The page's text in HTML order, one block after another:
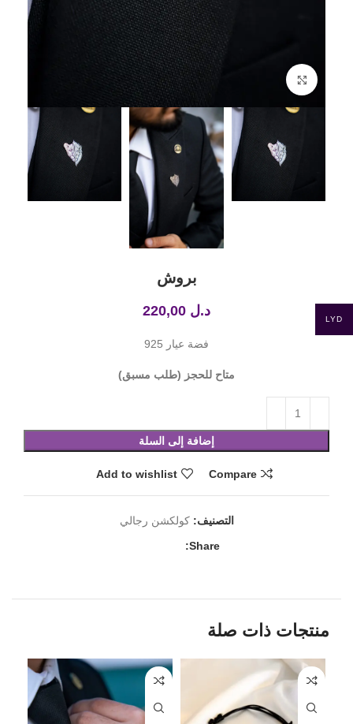
بروش
د.ل
فضة عيار 925
متاح للحجز (طلب مسبق)
إضافة إلى السلة
Compare
Add to wishlist
التصنيف: كولكشن رجالي
Share:
منتجات ذات صلة
LYD